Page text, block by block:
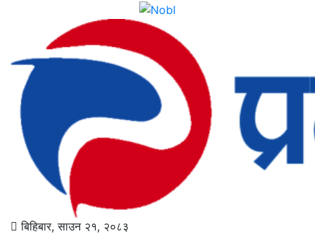
बिहिबार, साउन २१, २०८३